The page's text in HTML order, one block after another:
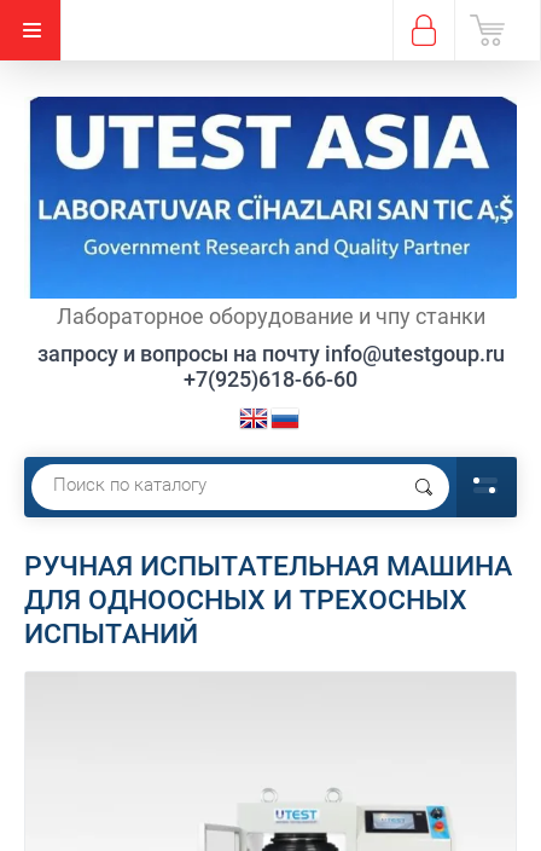
Лабораторное оборудование и чпу станки
запросу и вопросы на почту info@utestgoup.ru
+7(925)618-66-60
РУЧНАЯ ИСПЫТАТЕЛЬНАЯ МАШИНА
ДЛЯ ОДНООСНЫХ И ТРЕХОСНЫХ
ИСПЫТАНИЙ